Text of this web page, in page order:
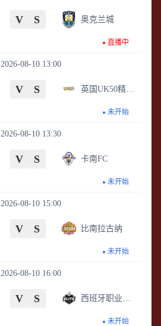
V S 奥克兰城
直播中
2026-08-10 13:00
V S
未开始
2026-08-10 13:30
V S 卡南FC
未开始
2026-08-10 15:00
V S 比南拉古纳
未开始
2026-08-10 16:00
V S
未开始